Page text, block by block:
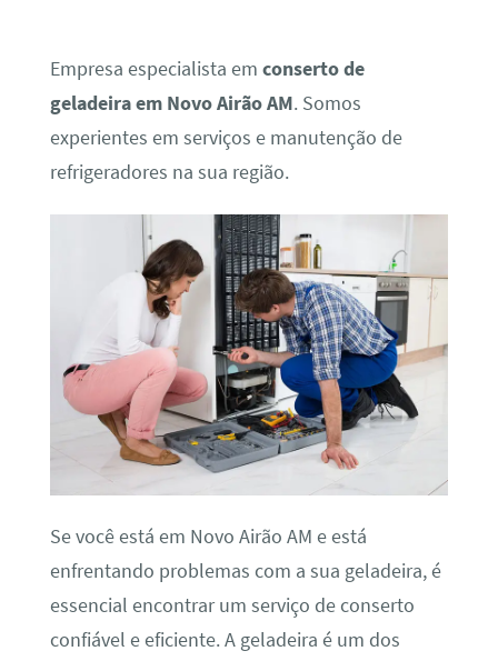
Empresa especialista em conserto de
geladeira em Novo Airão AM. Somos
experientes em serviços e manutenção de
refrigeradores na sua região.
Se você está em Novo Airão AM e está
enfrentando problemas com a sua geladeira, é
essencial encontrar um serviço de conserto
confiável e eficiente. A geladeira é um dos